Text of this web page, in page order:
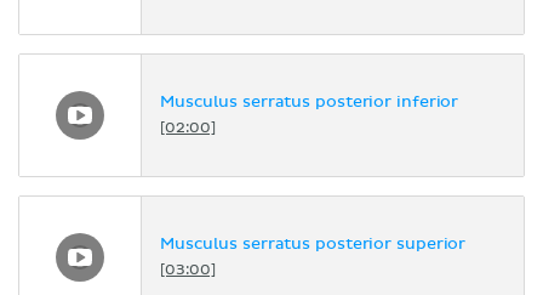
Musculus serratus posterior inferior
[02:00]
Musculus serratus posterior superior
[03:00]